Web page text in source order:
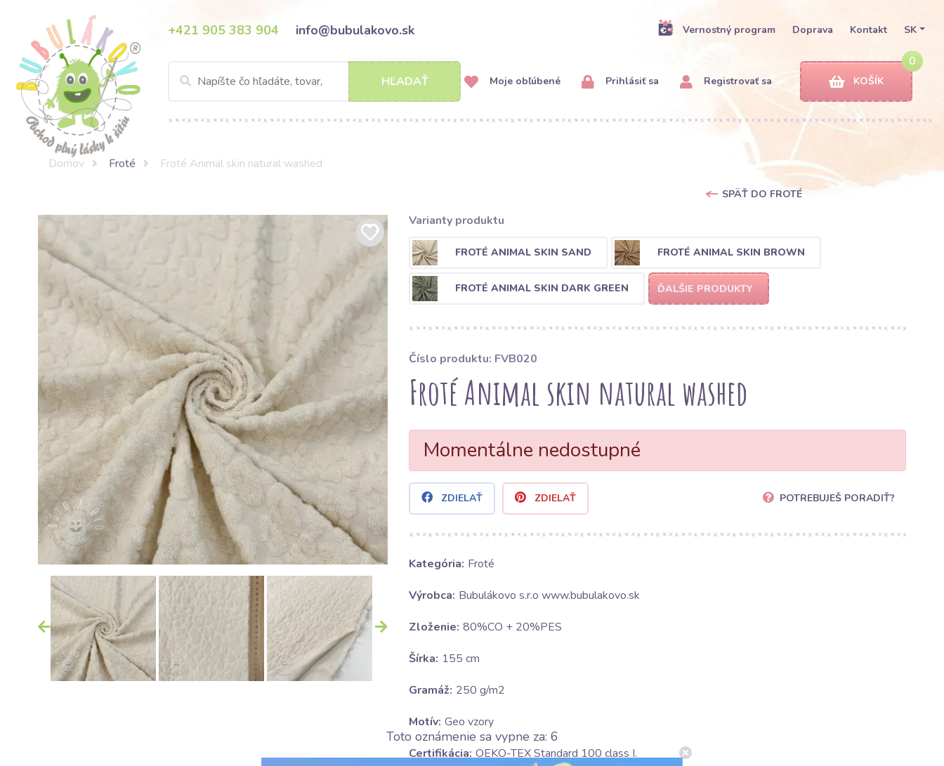
+421 905 383 904 info@bubulakovo.sk Vernostný program Doprava Kontakt SK
HĽADAŤ Moje obľúbené Prihlásiť sa Registrovať sa
0
KOŠÍK
Domov Froté Froté Animal skin natural washed
SPÄŤ DO FROTÉ
Varianty produktu
FROTÉ ANIMAL SKIN SAND FROTÉ ANIMAL SKIN BROWN
FROTÉ ANIMAL SKIN DARK GREEN ĎALŠIE PRODUKTY
Číslo produktu: FVB020
Froté Animal skin natural washed
Momentálne nedostupné
ZDIELAŤ ZDIELAŤ POTREBUJEŠ PORADIŤ?
Kategória: Froté
Výrobca: Bubulákovo s.r.o www.bubulakovo.sk
Zloženie: 80%CO + 20%PES
Šírka: 155 cm
Gramáž: 250 g/m2
Motív: Geo vzory
Certifikácia: OEKO-TEX Standard 100 class I.
Toto oznámenie sa vypne za: 5